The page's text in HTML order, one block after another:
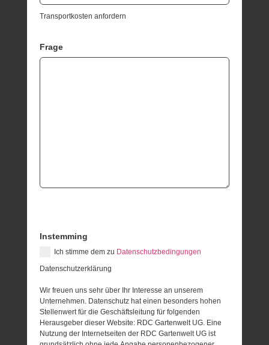
Transportkosten anfordern
Frage
Instemming
Ich stimme dem zu Datenschutzbedingungen
Datenschutzerklärung
Wir freuen uns sehr über Ihr Interesse an unserem
Unternehmen. Datenschutz hat einen besonders hohen
Stellenwert für die Geschäftsleitung für folgenden
Herausgeber dieser Website: RDC Gartenwelt UG. Eine
Nutzung der Internetseiten der RDC Gartenwelt UG ist